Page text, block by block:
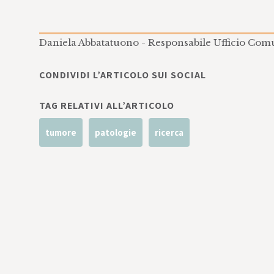
Daniela Abbatatuono - Responsabile Ufficio
CONDIVIDI L’ARTICOLO SUI SOCIAL
TAG RELATIVI ALL’ARTICOLO
tumore patologie ricerca